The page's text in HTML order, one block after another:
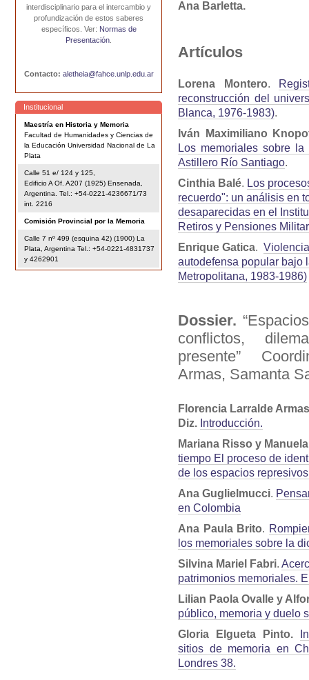
interdisciplinario para el intercambio y
profundización de estos saberes
específicos. Ver: Normas de
Presentación
Contacto: aletheia@fahce.unlp.edu.ar
Institucional
Maestría en Historia y Memoria
Facultad de Humanidades y Ciencias de
la Educación Universidad Nacional de La
Plata
Calle 51 e/ 124 y 125,
Edificio A Of. A207 (1925) Ensenada,
Argentina. Tel.: +54-0221-4236671/73
int. 2216
Comisión Provincial por la Memoria
Calle 7 nº 499 (esquina 42) (1900) La
Plata, Argentina Tel.: +54-0221-4831737
y 4262901
Ana Barletta.
Artículos
Lorena Montero.
reconstrucción del
Blanca, 1976-1983).
Iván Maximiliano
Los memoriales sobre
Astillero Río Santiago.
Cinthia Balé. Los
recuerdo": un análisis en
desaparecidas en el
Retiros y Pensiones
Enrique Gatica.
autodefensa popular bajo
Metropolitana, 1983-1986)
Dossier.
conflictos,
presente”
Armas, Samanta
Florencia Larralde
Diz. Introducción.
Mariana Risso y
tiempo El proceso de
de los espacios
Ana Guglielmucci.
en Colombia
Ana Paula Brito.
los memoriales sobre la
Silvina Mariel Fabri.
patrimonios memoriales.
Lilian Paola Ovalle y
público, memoria y duelo
Gloria Elgueta Pinto.
sitios de memoria en
Londres 38.